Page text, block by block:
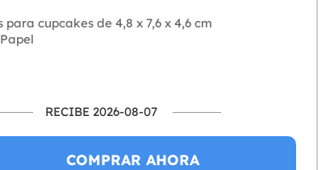
para cupcakes de 4,8 x 7,6 x 4,6 cm
RECIBE 2026-08-07
COMPRAR AHORA